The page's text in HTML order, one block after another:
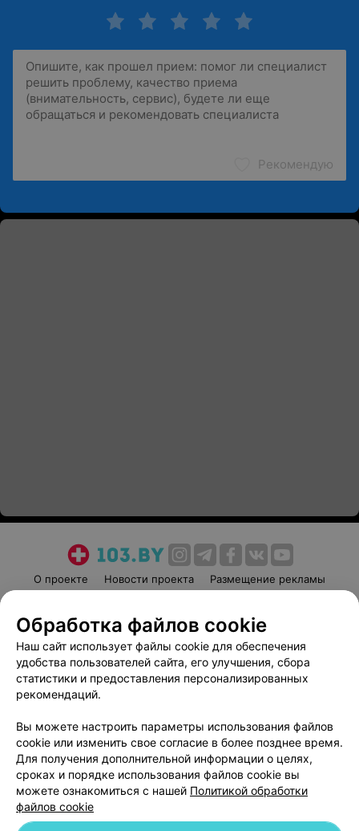
Рекомендую
О проекте Новости проекта
Размещение рекламы
Пользовательское соглашение
Способы оплаты
Вакансии
Партнеры
Написать руководителю 103.by
Обработка персональных данных
Обработка файлов cookie
Наш сайт использует файлы cookie для обеспечения
удобства пользователей сайта, его улучшения, сбора
статистики и предоставления персонализированных
рекомендаций.
Вы можете настроить параметры использования файлов
cookie или изменить свое согласие в более позднее время.
Для получения дополнительной информации о целях,
сроках и порядке использования файлов cookie вы
можете ознакомиться с нашей Политикой обработки
файлов cookie